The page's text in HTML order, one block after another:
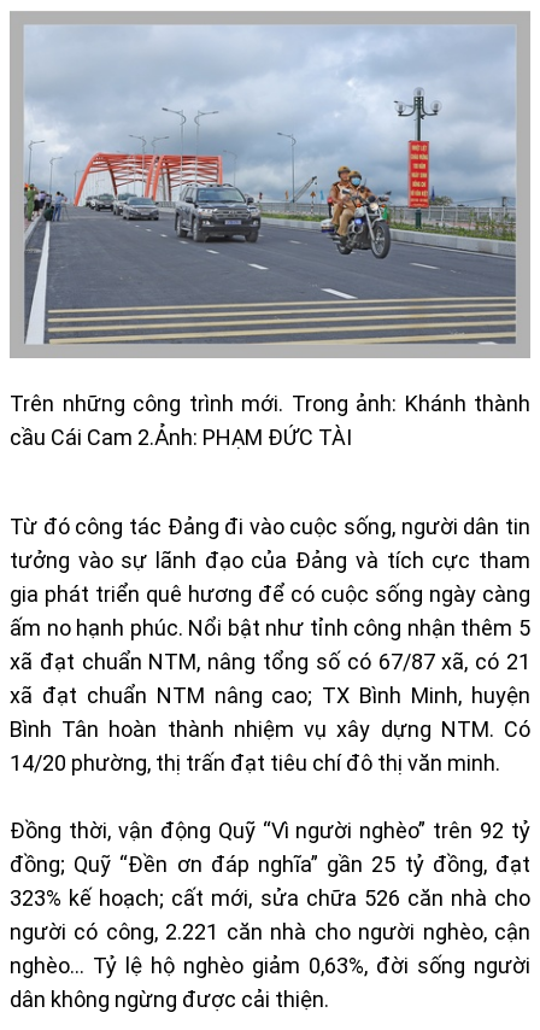
​​Trên những công trình mới. Trong ảnh: Khánh thành
cầu Cái Cam 2.Ảnh: PHẠM ĐỨC TÀI
Từ đó công tác Đảng đi vào cuộc sống, người dân tin
tưởng vào sự lãnh đạo của Đảng và tích cực tham
gia phát triển quê hương để có cuộc sống ngày càng
ấm no hạnh phúc. Nổi bật như tỉnh công nhận thêm 5
xã đạt chuẩn NTM, nâng tổng số có 67/87 xã, có 21
xã đạt chuẩn NTM nâng cao; TX Bình Minh, huyện
Bình Tân hoàn thành nhiệm vụ xây dựng NTM. Có
14/20 phường, thị trấn đạt tiêu chí đô thị văn minh.
Đồng thời, vận động Quỹ “Vì người nghèo” trên 92 tỷ
đồng; Quỹ “Đền ơn đáp nghĩa” gần 25 tỷ đồng, đạt
323% kế hoạch; cất mới, sửa chữa 526 căn nhà cho
người có công, 2.221 căn nhà cho người nghèo, cận
nghèo... Tỷ lệ hộ nghèo giảm 0,63%, đời sống người
dân không ngừng được cải thiện.